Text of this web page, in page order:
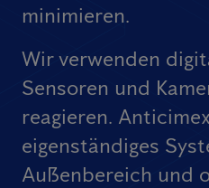
minimieren.
Wir verwenden
Sensoren und
reagieren.
eigenständiges
Außenbereich und